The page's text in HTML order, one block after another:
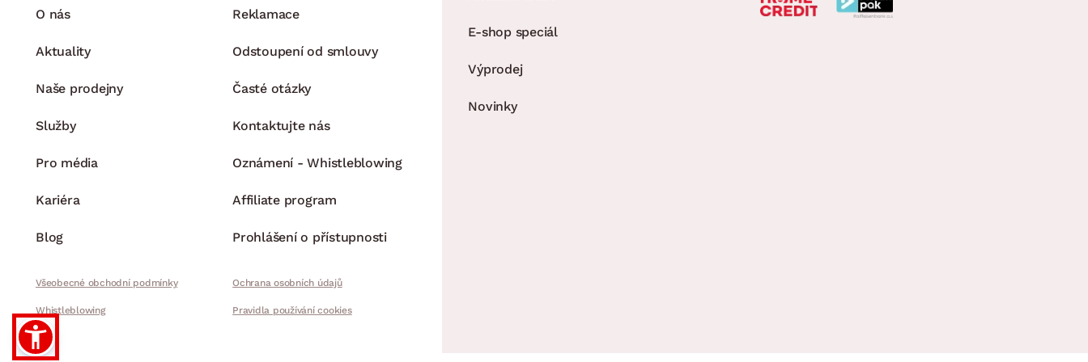
O nás
Aktuality
Naše prodejny
Služby
Pro média
Kariéra
Blog
Reklamace
Odstoupení od smlouvy
Časté otázky
Kontaktujte nás
Oznámení - Whistleblowing
Affiliate program
Prohlášení o přístupnosti
Všeobecné obchodní podmínky Ochrana osobních údajů
Whistleblowing Pravidla používání cookies
E-shop speciál
Výprodej
Novinky